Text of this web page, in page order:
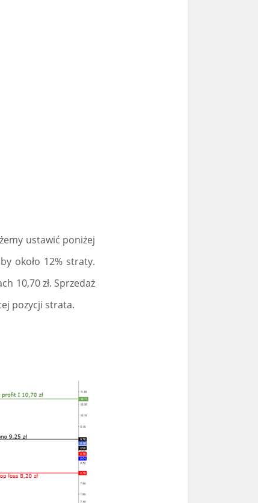
ustawić poniżej
około 12% straty.
10,70 zł. Sprzedaż
pozycji strata.